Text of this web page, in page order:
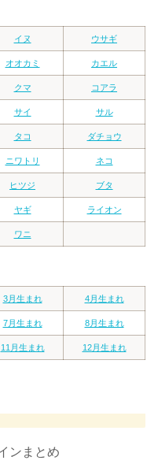
イヌ ウサギ
オオカミ カエル
クマ コアラ
サイ サル
タコ ダチョウ
ニワトリ ネコ
ヒツジ ブタ
ヤギ ライオン
ワニ
3月生まれ 4月生まれ
7月生まれ 8月生まれ
11月生まれ 12月生まれ
ンまとめ